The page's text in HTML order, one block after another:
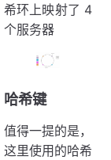
希环上映射了 4
个服务器
哈希键
值得一提的是，
这里使用的哈希